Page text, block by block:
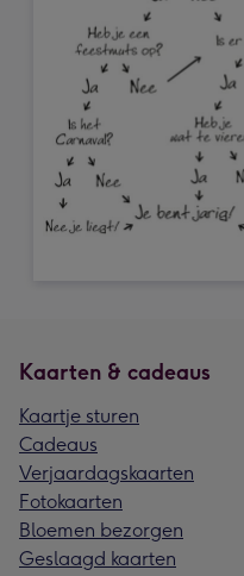
Kaarten & cadeaus
Kaartje sturen
Cadeaus
Verjaardagskaarten
Fotokaarten
Bloemen bezorgen
Geslaagd kaarten